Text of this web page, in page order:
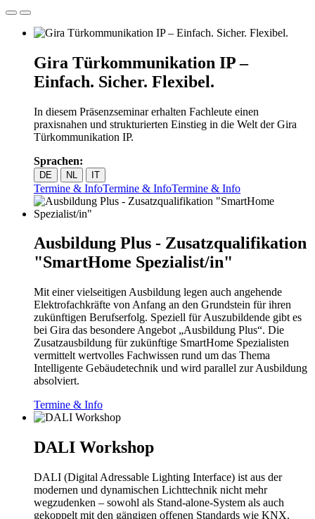
Gira Türkommunikation IP –
Einfach. Sicher. Flexibel.
In diesem Präsenzseminar erhalten Fachleute einen
praxisnahen und strukturierten Einstieg in die Welt der Gira
Türkommunikation IP.
Sprachen:
DE NL IT
Termine & InfoTermine & InfoTermine & Info
Ausbildung Plus - Zusatzqualifikation
"SmartHome Spezialist/in"
Mit einer vielseitigen Ausbildung legen auch angehende
Elektrofachkräfte von Anfang an den Grundstein für ihren
zukünftigen Berufserfolg. Speziell für Auszubildende gibt es
bei Gira das besondere Angebot „Ausbildung Plus“. Die
Zusatzausbildung für zukünftige SmartHome Spezialisten
vermittelt wertvolles Fachwissen rund um das Thema
Intelligente Gebäudetechnik und wird parallel zur Ausbildung
absolviert.
Termine & Info
DALI Workshop
DALI (Digital Adressable Lighting Interface) ist aus der
modernen und dynamischen Lichttechnik nicht mehr
wegzudenken – sowohl als Stand-alone-System als auch
gekoppelt mit den gängigen offenen Standards wie KNX.